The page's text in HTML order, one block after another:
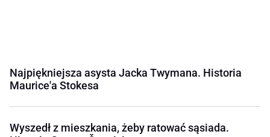
Najpiękniejsza asysta Jacka Twymana. Historia
Maurice'a Stokesa
Wyszedł z mieszkania, żeby ratować sąsiada.